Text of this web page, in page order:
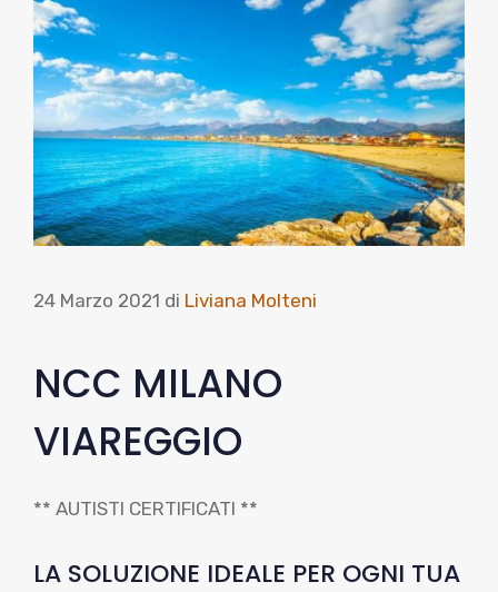
24 Marzo 2021 di Liviana Molteni
NCC MILANO
VIAREGGIO
** AUTISTI CERTIFICATI **
LA SOLUZIONE IDEALE PER OGNI TUA